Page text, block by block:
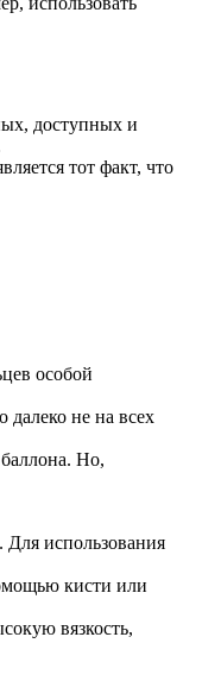
доступных и
тот факт, что
особой
не на всех
Но,
использования
кисти или
вязкость,